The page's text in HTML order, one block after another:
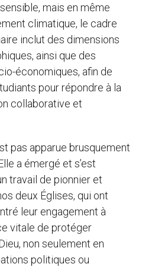
mais en même
climatique, le cadre
inclut des dimensions
ainsi que des
économiques, afin de
pour répondre à la
collaborative et
pas apparue brusquement
a émergé et s’est
travail de pionnier et
deux Églises, qui ont
leur engagement à
vitale de protéger
non seulement en
politiques ou